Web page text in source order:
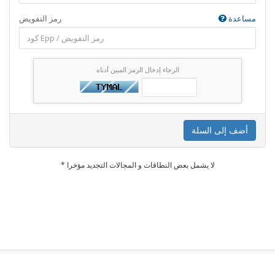
رمز التفويض مساعدة
الرجاء إدخال الرمز المبين أدناه
أضف إلى السلة
* لا يشمل بعض النطاقات و المجالات التجديد مؤخرا